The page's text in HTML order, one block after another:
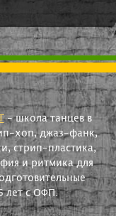
- школа танцев в
хоп, джаз-фанк,
стрип-пластика,
и ритмика для
лет с ОФП.